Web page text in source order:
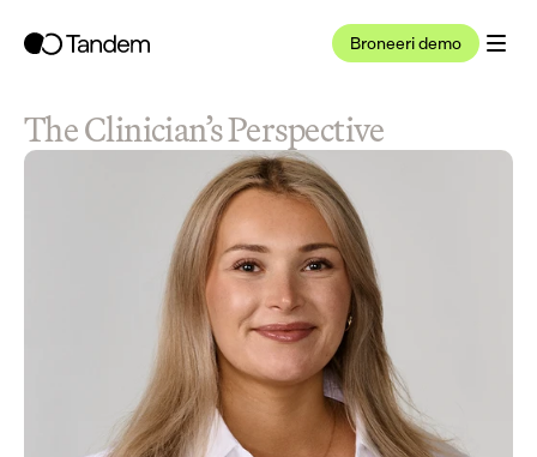
Broneeri demo
The Clinician’s Perspective